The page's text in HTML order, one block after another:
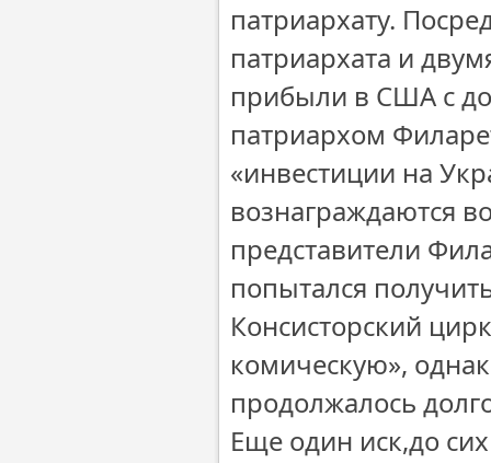
патриархату.
патриархата и
прибыли в США с
патриархом
«инвестиции на
вознаграждаются
представители
попытался
Консисторский
комическую»,
продолжалось
Еще один иск,до